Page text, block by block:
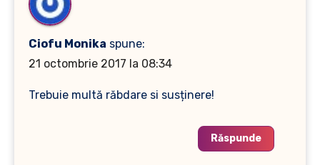
Ciofu Monika spune:
21 octombrie 2017 la 08:34
Trebuie multă răbdare si susținere!
Răspunde